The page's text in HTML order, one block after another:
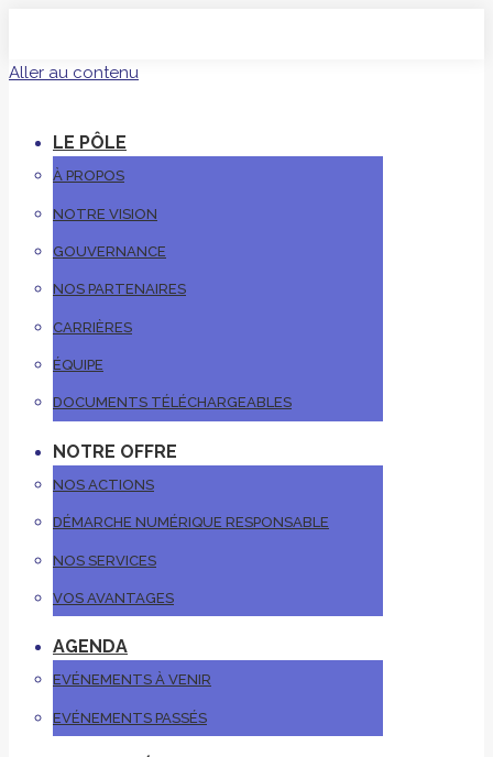
Aller au contenu
LE PÔLE
À PROPOS
NOTRE VISION
GOUVERNANCE
NOS PARTENAIRES
CARRIÈRES
ÉQUIPE
DOCUMENTS TÉLÉCHARGEABLES
NOTRE OFFRE
NOS ACTIONS
DÉMARCHE NUMÉRIQUE RESPONSABLE
NOS SERVICES
VOS AVANTAGES
AGENDA
EVÉNEMENTS À VENIR
EVÉNEMENTS PASSÉS